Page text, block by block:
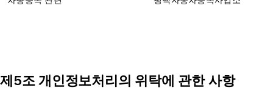
제5조 개인정보처리의 위탁에 관한 사항